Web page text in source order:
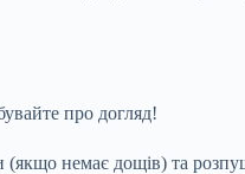
про догляд!
немає дощів) та